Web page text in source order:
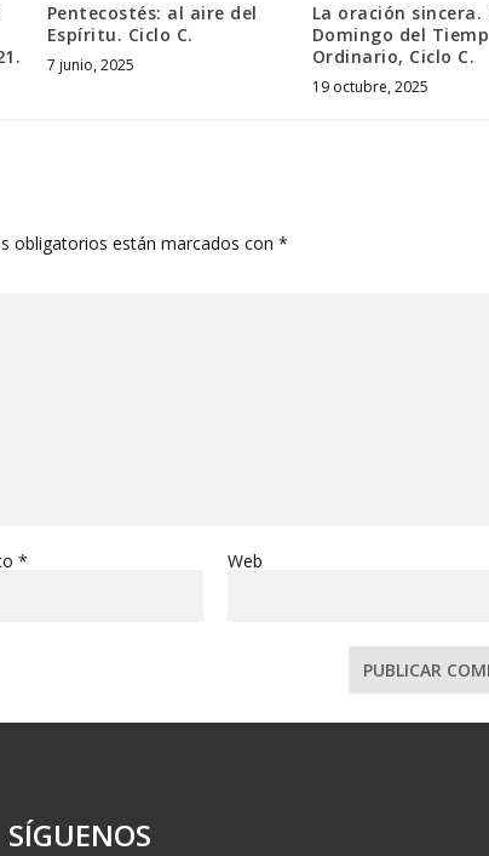
Pentecostés: al aire del
Espíritu. Ciclo C.
7 junio, 2025
La oración sincera.
Domingo del
Ordinario, Ciclo C.
19 octubre, 2025
obligatorios están marcados con*
* Web
SÍGUENOS